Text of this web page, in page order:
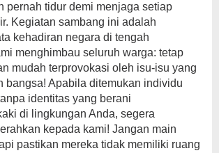
pernah tidur demi menjaga setiap
Kegiatan sambang ini adalah
kehadiran negara di tengah
menghimbau seluruh warga: tetap
mudah terprovokasi oleh isu-isu yang
bangsa! Apabila ditemukan individu
identitas yang berani
di lingkungan Anda, segera
kepada kami! Jangan main
pastikan mereka tidak memiliki ruang